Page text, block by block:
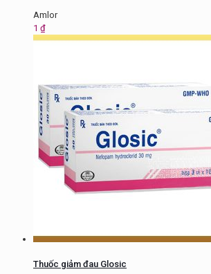
Amlor
1 ₫
Thuốc giảm đau Glosic